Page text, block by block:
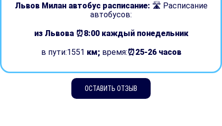
Львов Милан автобус расписание: 🛣 Расписание
автобусов:
из Львова ⏰8:00 каждый понедельник
в пути:1551 км; время:⏰25-26 часов
ОСТАВИТЬ ОТЗЫВ